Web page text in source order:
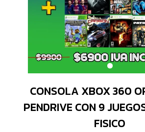
CONSOLA XBOX 360
PENDRIVE CON 9
FISICO
Accesorios